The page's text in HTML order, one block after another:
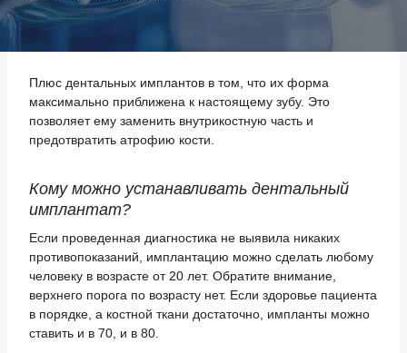
Плюс дентальных имплантов в том, что их форма
максимально приближена к настоящему зубу. Это
позволяет ему заменить внутрикостную часть и
предотвратить атрофию кости.
Кому можно устанавливать дентальный
имплантат?
Если проведенная диагностика не выявила никаких
противопоказаний, имплантацию можно сделать любому
человеку в возрасте от 20 лет. Обратите внимание,
верхнего порога по возрасту нет. Если здоровье пациента
в порядке, а костной ткани достаточно, импланты можно
ставить и в 70, и в 80.